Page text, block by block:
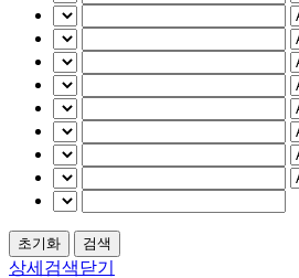
상세검색닫기